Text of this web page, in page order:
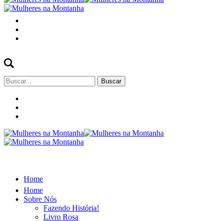
Buscar
por:
Home
Home
Sobre Nós
Fazendo História!
Livro Rosa